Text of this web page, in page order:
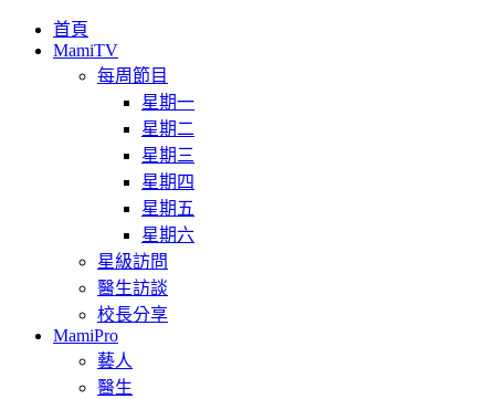
首頁
MamiTV
每周節目
星期一
星期二
星期三
星期四
星期五
星期六
星級訪問
醫生訪談
校長分享
MamiPro
藝人
醫生